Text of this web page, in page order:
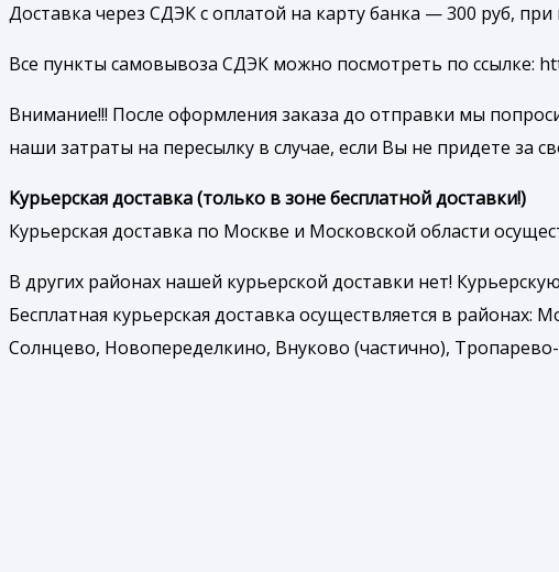
Доставка через СДЭК с оплатой на карту банка — 300 руб,
Все пункты самовывоза СДЭК можно посмотреть по ссылке:
Внимание!!! После оформления заказа до отправки мы
наши затраты на пересылку в случае, если Вы не придете за
Курьерская доставка (только в зоне бесплатной доставки!)
Курьерская доставка по Москве и Московской области
В других районах нашей курьерской доставки нет!
Бесплатная курьерская доставка осуществляется в
Солнцево, Новопеределкино, Внуково (частично),